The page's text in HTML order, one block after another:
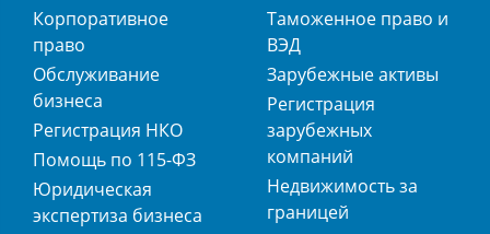
Корпоративное
право
Обслуживание
бизнеса
Регистрация НКО
Помощь по 115-ФЗ
Юридическая
экспертиза бизнеса
Таможенное право и
ВЭД
Зарубежные активы
Регистрация
зарубежных
компаний
Недвижимость за
границей